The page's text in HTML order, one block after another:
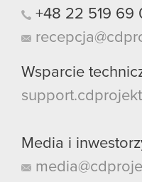
+48 22 519 69
Wsparcie
Media i